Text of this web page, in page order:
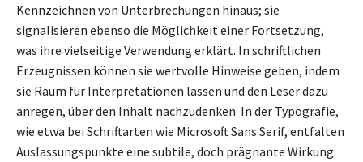
Kennzeichnen von Unterbrechungen hinaus; sie
signalisieren ebenso die Möglichkeit einer Fortsetzung,
was ihre vielseitige Verwendung erklärt. In schriftlichen
Erzeugnissen können sie wertvolle Hinweise geben, indem
sie Raum für Interpretationen lassen und den Leser dazu
anregen, über den Inhalt nachzudenken. In der Typografie,
wie etwa bei Schriftarten wie Microsoft Sans Serif, entfalten
Auslassungspunkte eine subtile, doch prägnante Wirkung.